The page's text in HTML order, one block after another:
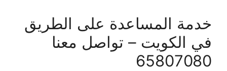
خدمة المساعدة على الطريق
في الكويت – تواصل معنا
65807080